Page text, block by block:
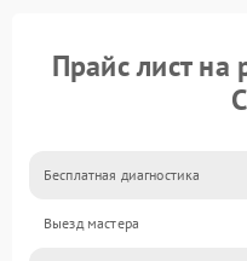
Прайс лист на
Бесплатная диагностика
Выезд мастера